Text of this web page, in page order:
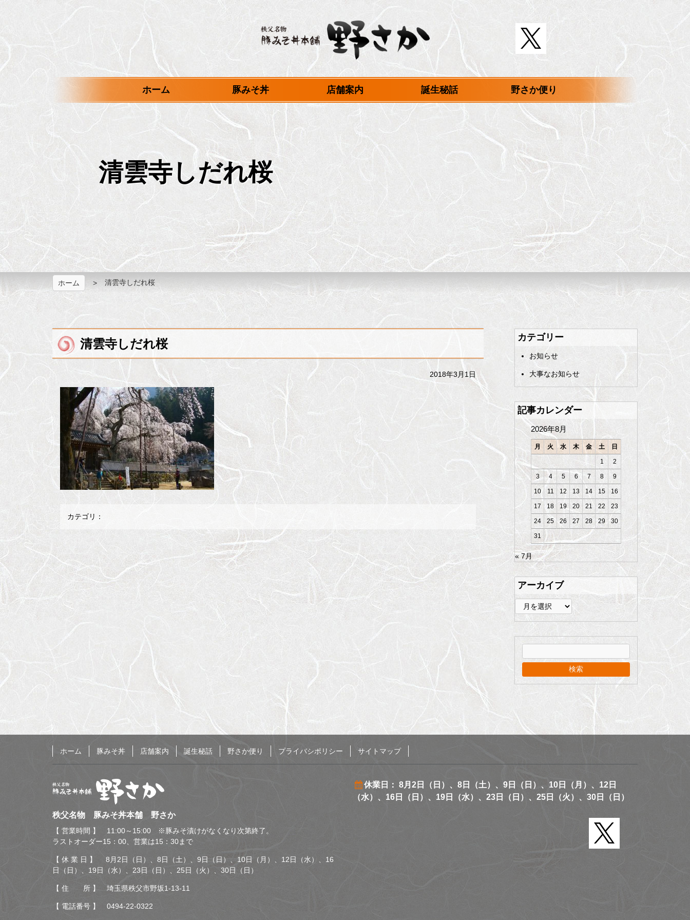
コ
ン
秩父名物 豚みそ丼
本舗 野さか
ホーム 豚みそ丼 店舗案内 誕生秘話 野さか便り
清雲寺しだれ桜
ホーム 清雲寺しだれ桜
清雲寺しだれ桜
2018年3月1日
カテゴリ：
メ
ペ
カテゴリー
お知らせ
大事なお知らせ
記事カレンダー
2026年8月
月 火 水 木 金 土 日
1 2
3 4 5 6 7 8 9
10 11 12 13 14 15 16
17 18 19 20 21 22 23
24 25 26 27 28 29 30
31
« 7月
アーカイブ
ア
ー
カ
イ
ブ
ホーム 豚みそ丼 店舗案内 誕生秘話 野さか便り プライバシポリシー サイトマップ
秩父名物 豚みそ丼本舗
野さか
秩父名物 豚みそ丼本舗 野さか
【 営業時間 】 11:00～15:00 ※豚みそ漬けがなくなり次第終了。
ラストオーダー15：00、営業は15：30まで
【 休 業 日 】 8月2日（日）、8日（土）、9日（日）、10日（月）、12日（水）、16
日（日）、19日（水）、23日（日）、25日（火）、30日（日）
【 住 所 】 埼玉県秩父市野坂1-13-11
【 電話番号 】 0494-22-0322
休業日： 8月2日（日）、8日（土）、9日（日）、10日（月）、12日
（水）、16日（日）、19日（水）、23日（日）、25日（火）、30日（日）